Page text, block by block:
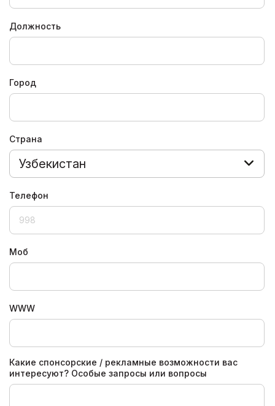
Должность
Город
Страна
Узбекистан
Телефон
Моб
WWW
Какие спонсорские / рекламные возможности вас
интересуют? Особые запросы или вопросы